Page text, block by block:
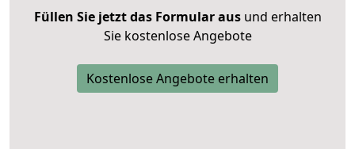
Füllen Sie jetzt das Formular ausund erhalten
Sie kostenlose Angebote
Kostenlose Angebote erhalten